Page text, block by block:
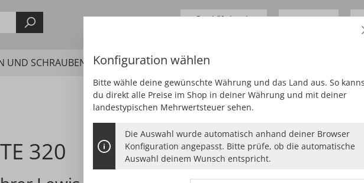
Geschäftskunde
UND SCHRAUBEN SCHLEIFEN HOBELN
320
Konfiguration wählen
Bitte wähle deine gewünschte Währung und das Land aus. So
du direkt alle Preise im Shop in deiner Währung und mit deiner
landestypischen Mehrwertsteuer sehen.
Die Auswahl wurde automatisch anhand deiner Browser
Konfiguration angepasst. Bitte prüfe, ob die automatische
Auswahl deinem Wunsch entspricht.